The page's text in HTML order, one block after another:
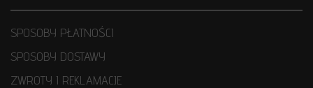
SPOSOBY PŁATNOŚCI
SPOSOBY DOSTAWY
ZWROTY I REKLAMACJE